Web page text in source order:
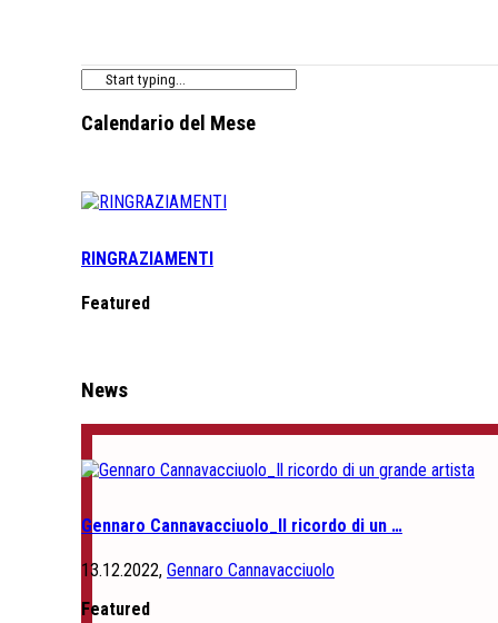
Calendario del Mese
RINGRAZIAMENTI
Featured
News
Gennaro Cannavacciuolo_Il ricordo di un …
13.12.2022, Gennaro Cannavacciuolo
Featured